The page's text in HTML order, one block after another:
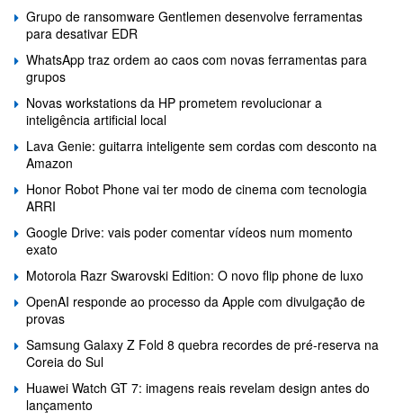
Grupo de ransomware Gentlemen desenvolve ferramentas
para desativar EDR
WhatsApp traz ordem ao caos com novas ferramentas para
grupos
Novas workstations da HP prometem revolucionar a
inteligência artificial local
Lava Genie: guitarra inteligente sem cordas com desconto na
Amazon
Honor Robot Phone vai ter modo de cinema com tecnologia
ARRI
Google Drive: vais poder comentar vídeos num momento
exato
Motorola Razr Swarovski Edition: O novo flip phone de luxo
OpenAI responde ao processo da Apple com divulgação de
provas
Samsung Galaxy Z Fold 8 quebra recordes de pré-reserva na
Coreia do Sul
Huawei Watch GT 7: imagens reais revelam design antes do
lançamento